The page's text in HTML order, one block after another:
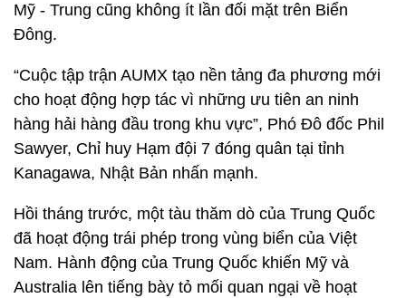
Mỹ - Trung cũng không ít lần đối mặt trên Biển
Đông.
“Cuộc tập trận AUMX tạo nền tảng đa phương mới
cho hoạt động hợp tác vì những ưu tiên an ninh
hàng hải hàng đầu trong khu vực”, Phó Đô đốc Phil
Sawyer, Chỉ huy Hạm đội 7 đóng quân tại tỉnh
Kanagawa, Nhật Bản nhấn mạnh.
Hồi tháng trước, một tàu thăm dò của Trung Quốc
đã hoạt động trái phép trong vùng biển của Việt
Nam. Hành động của Trung Quốc khiến Mỹ và
Australia lên tiếng bày tỏ mối quan ngại về hoạt